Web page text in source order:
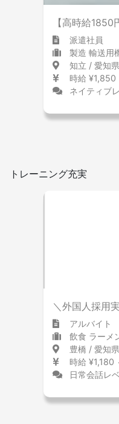
【高時給
派遣社員
製造 輸送用機
知立 / 愛知県
時給 ¥1,850
ネイティブ
トレーニング充実
＼外国人採用
アルバイト
飲食 ラーメ
豊橋 / 愛知県
時給 ¥1,180
日常会話レ